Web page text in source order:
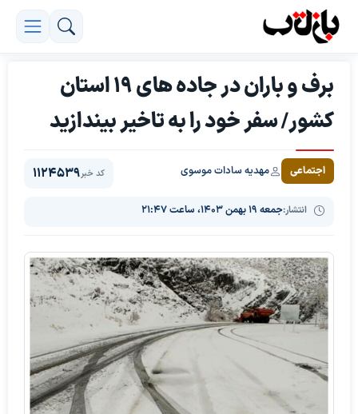
برف و باران در جاده های 19 استان
کشور/ سفر خود را به تاخیر بیندازید
اجتماعی مهدیه سادات موسوی
انتشار:جمعه ۱۹ بهمن ۱۴۰۳، ساعت ۲۱:۴۷
کد خبر1124539